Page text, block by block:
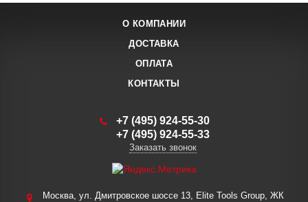
О КОМПАНИИ
ДОСТАВКА
ОПЛАТА
КОНТАКТЫ
+7 (495) 924-55-30
+7 (495) 924-55-33
Заказать звонок
Москва, ул. Дмитровское шоссе 13, Elite Tools Group, ЖК